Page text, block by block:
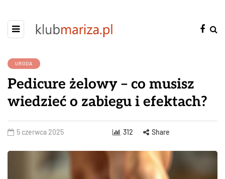
URODA
Pedicure żelowy – co musisz
wiedzieć o zabiegu i efektach?
5 czerwca 2025 312 Share